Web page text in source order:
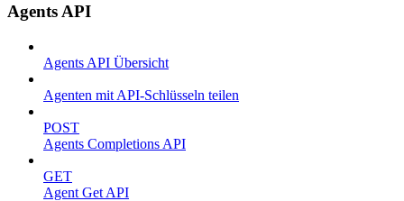
Agents API
Agents API Übersicht
Agenten mit API-Schlüsseln teilen
POST
Agents Completions API
GET
Agent Get API